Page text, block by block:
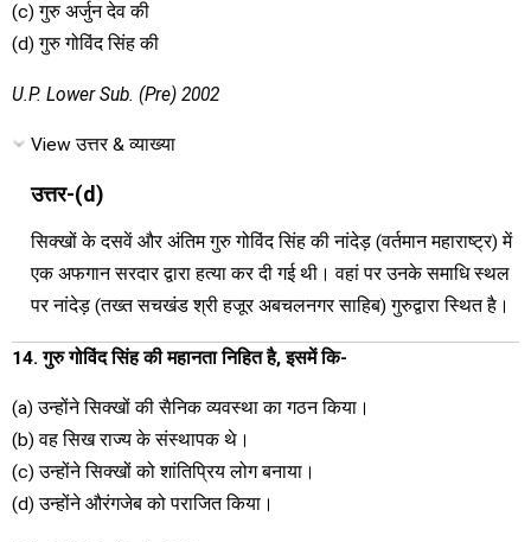
(c) गुरु अर्जुन देव की
(d) गुरु गोविंद सिंह की
U.P. Lower Sub. (Pre) 2002
View उत्तर & व्याख्या
उत्तर-(d)
सिक्खों के दसवें और अंतिम गुरु गोविंद सिंह की नांदेड़ (वर्तमान महाराष्ट्र) में
एक अफगान सरदार द्वारा हत्या कर दी गई थी। वहां पर उनके समाधि स्थल
पर नांदेड़ (तख्त सचखंड श्री हजूर अबचलनगर साहिब) गुरुद्वारा स्थित है।
14. गुरु गोविंद सिंह की महानता निहित है, इसमें कि-
(a) उन्होंने सिक्खों की सैनिक व्यवस्था का गठन किया।
(b) वह सिख राज्य के संस्थापक थे।
(c) उन्होंने सिक्खों को शांतिप्रिय लोग बनाया।
(d) उन्होंने औरंगजेब को पराजित किया।